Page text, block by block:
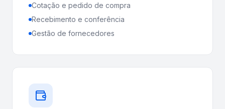
Cotação e pedido de compra
Recebimento e conferência
Gestão de fornecedores